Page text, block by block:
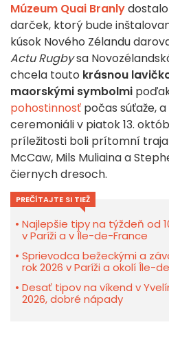
Múzeum Quai Branly
darček, ktorý bude
kúsok Nového Zélandu
Actu Rugbysa
chcela touto krásnou
maorskými symbolmi
pohostinnosť počas súťaže,
ceremoniáli v piatok 13.
príležitosti boli prítomní traja
McCaw, Mils Muliaina a
čiernych dresoch.
PREČÍTAJTE SI TIEŽ
Najlepšie tipy na týždeň od
v Paríži a v Île-de-France
Sprievodca bežeckými a
rok 2026 v Paríži a okolí Île-
Desať tipov na víkend v
2026, dobré nápady